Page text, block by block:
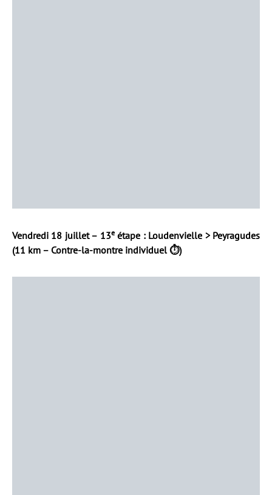
Vendredi 18 juillet – 13eétape : Loudenvielle > Peyragudes
(11 km – Contre-la-montre individuel ⏱️)